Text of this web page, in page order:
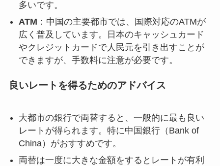
多いです。
ATM ：中国の主要都市では、国際対応のATMが
広く普及しています。日本のキャッシュカード
やクレジットカードで人民元を引き出すことが
できますが、手数料に注意が必要です。
良いレートを得るためのアドバイス
大都市の銀行で両替すると、一般的に最も良い
レートが得られます。特に中国銀行（Bank of
China）がおすすめです。
両替は一度に大きな金額をするとレートが有利